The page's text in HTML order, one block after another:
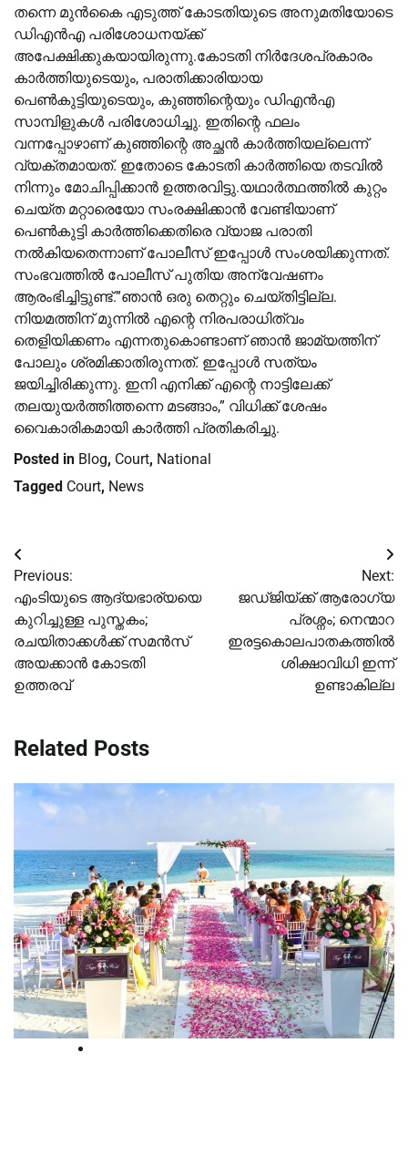
തന്നെ മുൻകൈ എടുത്ത് കോടതിയുടെ അനുമതിയോടെ
ഡിഎൻഎ പരിശോധനയ്ക്ക്
അപേക്ഷിക്കുകയായിരുന്നു.കോടതി നിർദേശപ്രകാരം
കാർത്തിയുടെയും, പരാതിക്കാരിയായ
പെൺകുട്ടിയുടെയും, കുഞ്ഞിന്റെയും ഡിഎൻഎ
സാമ്പിളുകൾ പരിശോധിച്ചു. ഇതിന്റെ ഫലം
വന്നപ്പോഴാണ് കുഞ്ഞിന്റെ അച്ഛൻ കാർത്തിയല്ലെന്ന്
വ്യക്തമായത്. ഇതോടെ കോടതി കാർത്തിയെ തടവിൽ
നിന്നും മോചിപ്പിക്കാൻ ഉത്തരവിട്ടു.യഥാർത്ഥത്തിൽ കുറ്റം
ചെയ്ത മറ്റാരെയോ സംരക്ഷിക്കാൻ വേണ്ടിയാണ്
പെൺകുട്ടി കാർത്തിക്കെതിരെ വ്യാജ പരാതി
നൽകിയതെന്നാണ് പോലീസ് ഇപ്പോൾ സംശയിക്കുന്നത്.
സംഭവത്തിൽ പോലീസ് പുതിയ അന്വേഷണം
ആരംഭിച്ചിട്ടുണ്ട്.”ഞാൻ ഒരു തെറ്റും ചെയ്തിട്ടില്ല.
നിയമത്തിന് മുന്നിൽ എന്റെ നിരപരാധിത്വം
തെളിയിക്കണം എന്നതുകൊണ്ടാണ് ഞാൻ ജാമ്യത്തിന്
പോലും ശ്രമിക്കാതിരുന്നത്. ഇപ്പോൾ സത്യം
ജയിച്ചിരിക്കുന്നു. ഇനി എനിക്ക് എന്റെ നാട്ടിലേക്ക്
തലയുയർത്തിത്തന്നെ മടങ്ങാം,” വിധിക്ക് ശേഷം
വൈകാരികമായി കാർത്തി പ്രതികരിച്ചു.
Posted in Blog, Court, National
Tagged Court, News
Post
navigation
Previous:
എംടിയുടെ ആദ്യഭാര്യയെ
കുറിച്ചുള്ള പുസ്തകം;
രചയിതാക്കൾക്ക് സമൻസ്
അയക്കാൻ കോടതി
ഉത്തരവ്
Next:
ജഡ്ജിയ്ക്ക് ആരോഗ്യ
പ്രശ്നം; നെന്മാറ
ഇരട്ടകൊലപാതകത്തില്‍
ശിക്ഷാവിധി ഇന്ന്
ഉണ്ടാകില്ല
Related Posts